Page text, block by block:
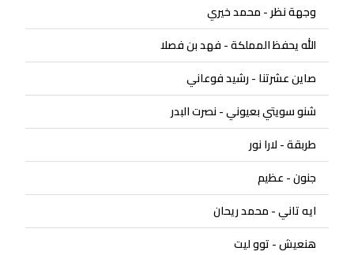
وجهة نظر - محمد خيري
الله يحفظ المملكة - فهد بن فصلا
صاين عشرتنا - رشيد فوعاني
شنو سويتي بعيوني - نصرت البدر
طربقة - لارا نور
جنون - عظيم
ايه تاني - محمد ريحان
هنعيش - توو ليت